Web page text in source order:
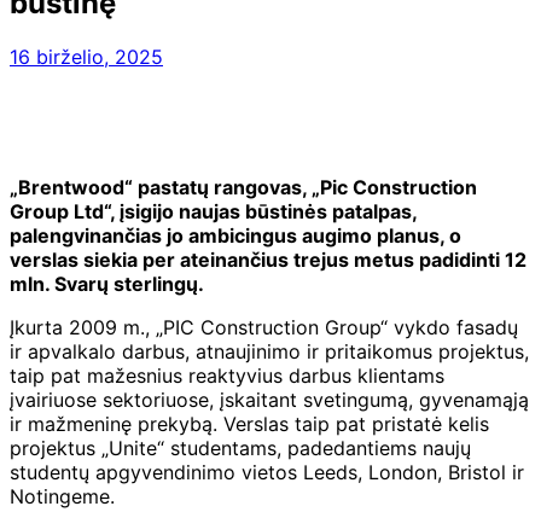
16 birželio, 2025
„Brentwood“ pastatų rangovas, „Pic Construction
Group Ltd“, įsigijo naujas būstinės patalpas,
palengvinančias jo ambicingus augimo planus, o
verslas siekia per ateinančius trejus metus padidinti 12
mln. Svarų sterlingų.
Įkurta 2009 m., „PIC Construction Group“ vykdo fasadų
ir apvalkalo darbus, atnaujinimo ir pritaikomus projektus,
taip pat mažesnius reaktyvius darbus klientams
įvairiuose sektoriuose, įskaitant svetingumą, gyvenamąją
ir mažmeninę prekybą. Verslas taip pat pristatė kelis
projektus „Unite“ studentams, padedantiems naujų
studentų apgyvendinimo vietos Leeds, London, Bristol ir
Notingeme.